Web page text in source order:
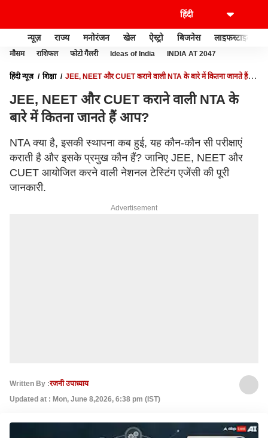
न्यूज़ राज्य मनोरंजन खेल ऐस्ट्रो बिजनेस लाइफस्टाइल
मौसम राशिफल फोटो गैलरी Ideas of India INDIA AT 2047
हिंदी न्यूज़ शिक्षा
JEE, NEET और CUET कराने वाली NTA के बारे में कितना जानते हैं
JEE, NEET और CUET कराने वाली NTA के
बारे में कितना जानते हैं आप?
NTA क्या है, इसकी स्थापना कब हुई, यह कौन-कौन सी परीक्षाएं
कराती है और इसके प्रमुख कौन हैं? जानिए JEE, NEET और
CUET आयोजित करने वाली नेशनल टेस्टिंग एजेंसी की पूरी
जानकारी.
Advertisement
Written By :रजनी उपाध्याय
Updated at : Mon, June 8,2026, 6:38 pm (IST)